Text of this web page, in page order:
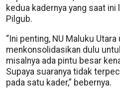
kedua kadernya yang saat
Pilgub.
“Ini penting, NU Maluku
menkonsolidasikan dulu
misalnya ada pintu besar
Supaya suaranya tidak
pada satu kader,” bebernya.